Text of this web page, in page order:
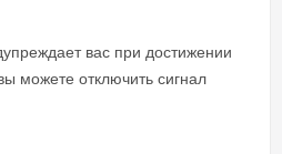
вас при достижении
можете отключить сигнал